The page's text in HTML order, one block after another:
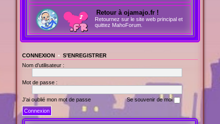
Retour à ojamajo.fr !
Retournez sur le site web principal et
quittez MahoForum.
CONNEXION• S’ENREGISTRER
Nom d’utilisateur :
Mot de passe :
J’ai oublié mon mot de passe Se souvenir de moi